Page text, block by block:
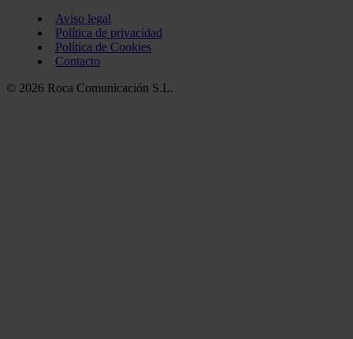
Aviso legal
Política de privacidad
Política de Cookies
Contacto
© 2026 Roca Comunicación S.L.